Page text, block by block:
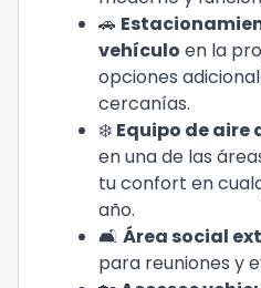
🚗
vehículo en la
opciones
cercanías.
❄️ Equipo de
en una de las
tu confort en
año.
🛋️ Área social
para reuniones y